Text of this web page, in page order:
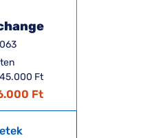
45.000 Ft
Ft